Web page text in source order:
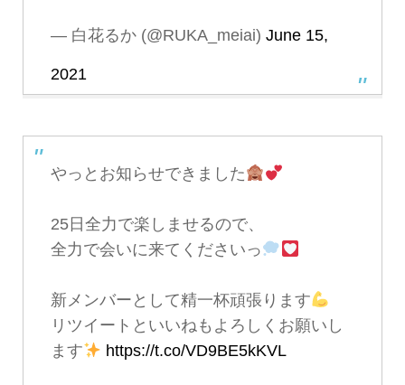
— 白花るか (@RUKA_meiai) June 15,
2021
やっとお知らせできました
25日全力で楽しませるので、
全力で会いに来てくださいっ
新メンバーとして精一杯頑張ります
リツイートといいねもよろしくお願いし
ます
https://t.co/VD9BE5kKVL